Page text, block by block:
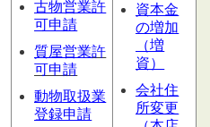
古物営業許
可申請
質屋営業許
可申請
動物取扱業
登録申請
資本金
の増加
（増
資）
会社住
所変更